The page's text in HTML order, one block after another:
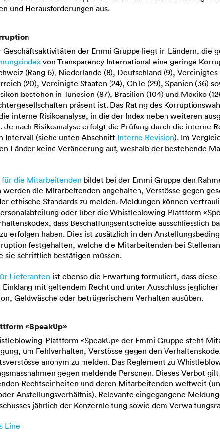
und Herausforderungen aus.
der Emmi Gruppe liegt in Ländern, die
von Transparency International eine geringe
(Rang 6), Niederlande (8), Deutschland (9),
(20), Vereinigte Staaten (24), Chile (29), Spanien (36)
bestehen in Tunesien (87), Brasilien (104) und Mexiko
präsent ist. Das Rating des
interne Risikoanalyse, in die der Index neben weiteren
Je nach Risikoanalyse erfolgt die Prüfung durch die interne
Intervall (siehe unten Abschnitt Interne Revision). Im
Länder keine Veränderung auf, weshalb der bestehende
für die Mitarbeitenden bildet bei der Emmi Gruppe den
die Mitarbeitenden angehalten, Verstösse gegen
ethische Standards zu melden. Meldungen können
oder über die Whistleblowing-Plattform
dass Beschaffungsentscheide ausschliesslich
erfolgen haben. Dies ist zusätzlich in den
festgehalten, welche die Mitarbeitenden bei
sie schriftlich bestätigen müssen.
Lieferanten ist ebenso die Erwartung formuliert, dass diese
mit geltendem Recht und unter Ausschluss jeglicher
Geldwäsche oder betrügerischem Verhalten ausüben.
«SpeakUp»
Plattform «SpeakUp» der Emmi Gruppe steht
um Fehlverhalten, Verstösse gegen den
anonym zu melden. Das Reglement zu
gegen meldende Personen. Dieses Verbot
Rechtseinheiten und deren Mitarbeitenden weltweit
Anstellungsverhältnis). Relevante eingegangene
jährlich der Konzernleitung sowie dem
Line